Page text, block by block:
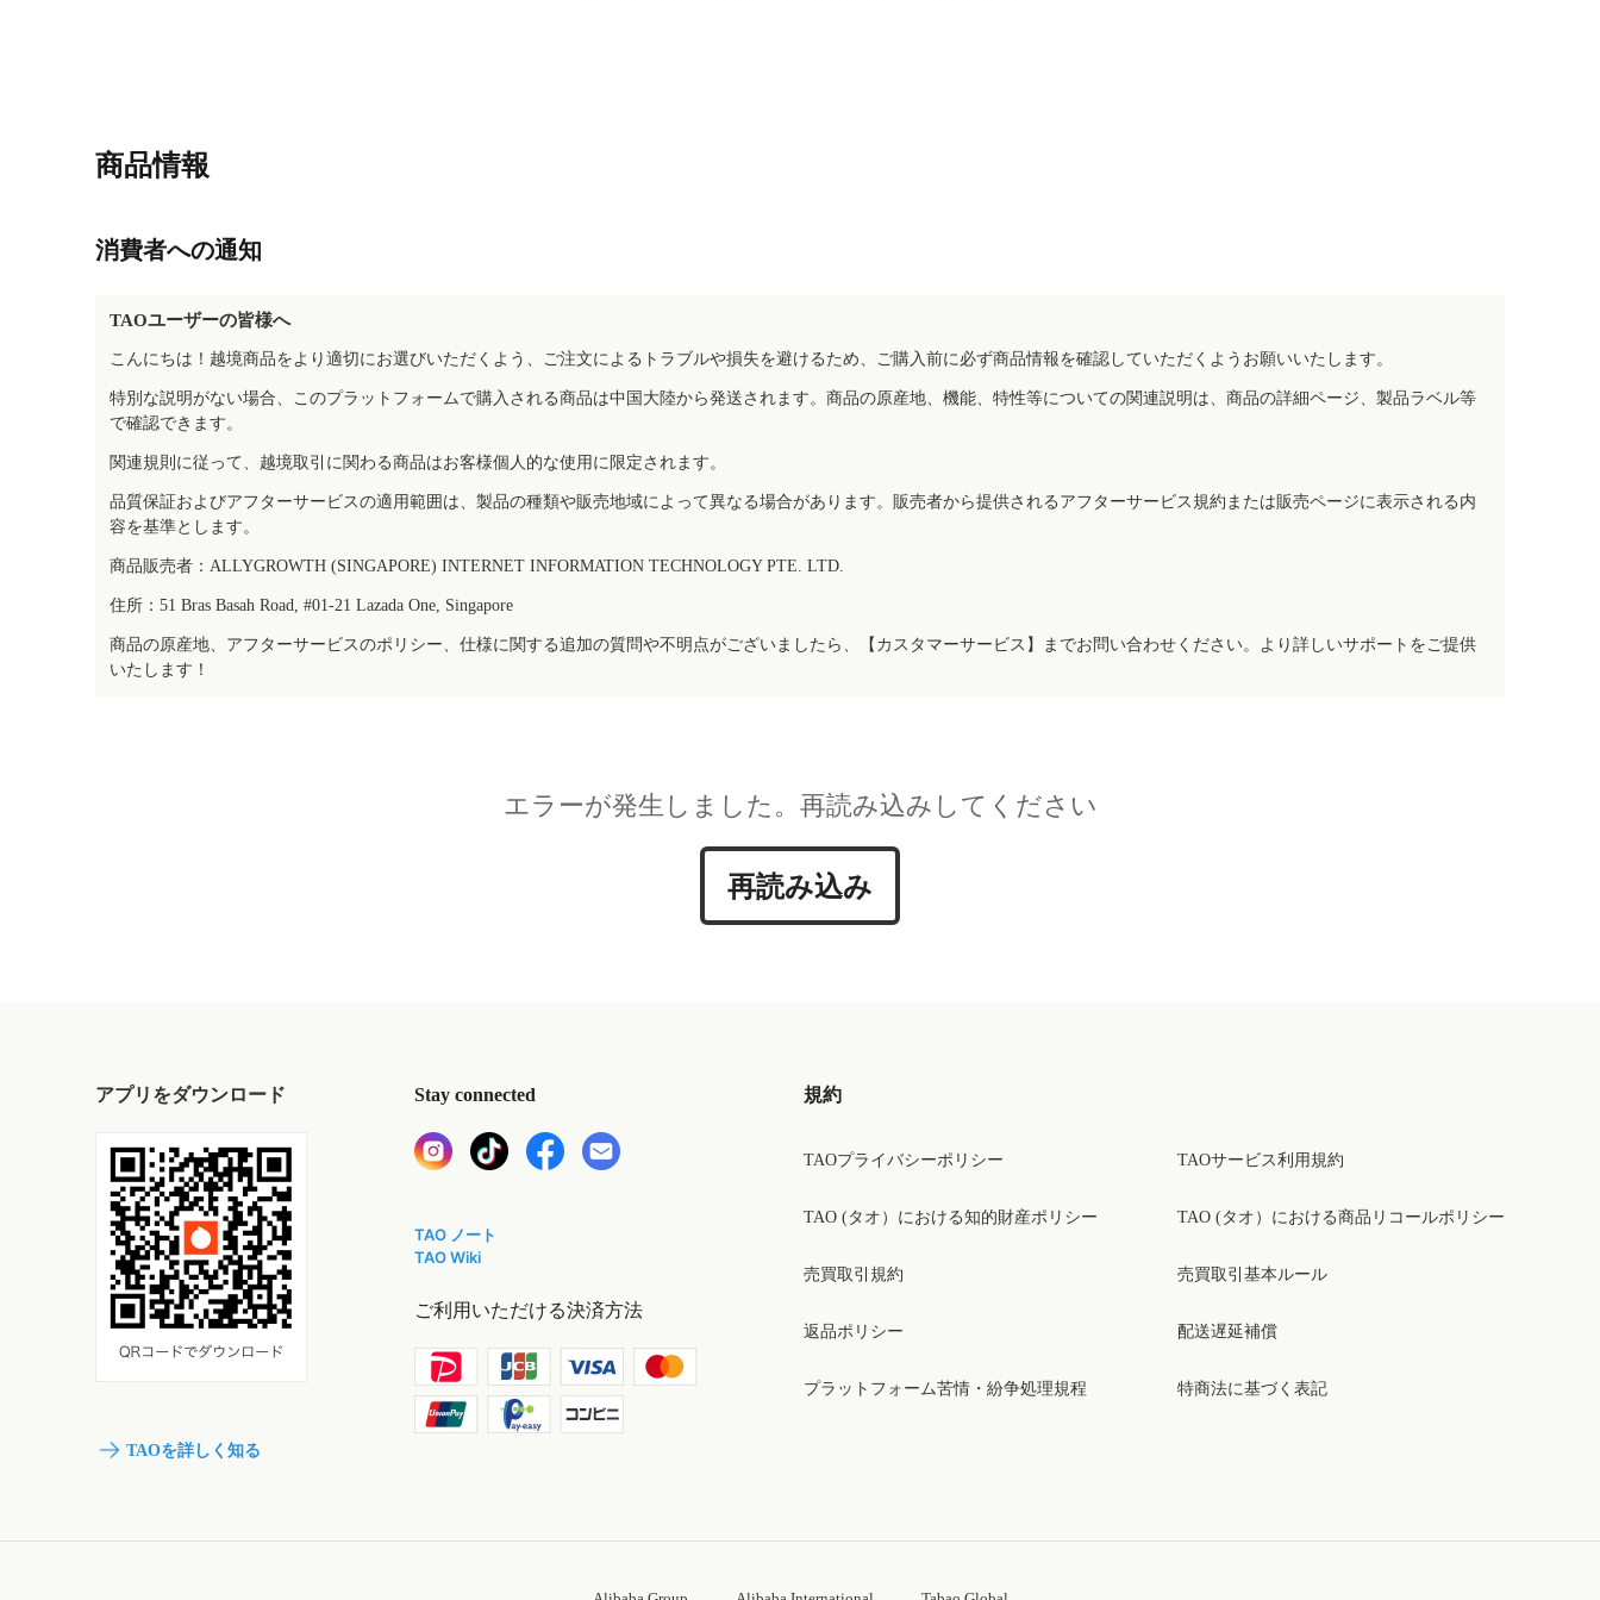
商品情報
消費者への通知
TAOユーザーの皆様へ
こんにちは！越境商品をより適切にお選びいただくよう、ご注文によるトラブルや損失を避けるため、ご購入前に必ず商品情報を確認していただくようお願いいたします。
特別な説明がない場合、このプラットフォームで購入される商品は中国大陸から発送されます。商品の原産地、機能、特性等についての関連説明は、商品の詳細ページ、製品ラベル等
で確認できます。
関連規則に従って、越境取引に関わる商品はお客様個人的な使用に限定されます。
品質保証およびアフターサービスの適用範囲は、製品の種類や販売地域によって異なる場合があります。販売者から提供されるアフターサービス規約または販売ページに表示される内
容を基準とします。
商品販売者：ALLYGROWTH (SINGAPORE) INTERNET INFORMATION TECHNOLOGY PTE. LTD.
住所：51 Bras Basah Road, #01-21 Lazada One, Singapore
商品の原産地、アフターサービスのポリシー、仕様に関する追加の質問や不明点がございましたら、【カスタマーサービス】までお問い合わせください。より詳しいサポートをご提供
いたします！
エラーが発生しました。再読み込みしてください
再読み込み
アプリをダウンロード
TAOを詳しく知る
Stay connected
TAO ノート
TAO Wiki
ご利用いただける決済方法
規約
TAOプライバシーポリシー
TAO (タオ）における知的財産ポリシー
売買取引規約
返品ポリシー
プラットフォーム苦情・紛争処理規程
TAOサービス利用規約
TAO (タオ）における商品リコールポリシー
売買取引基本ルール
配送遅延補償
特商法に基づく表記